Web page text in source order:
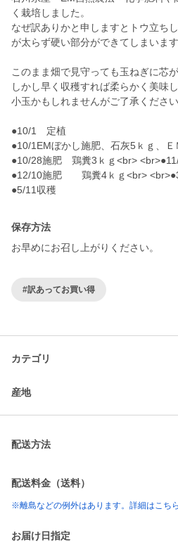
く栽培しました。
なぜ訳ありかと申しますとトウ立ち
が太らず硬い部分ができてしまいます
このまま畑で見守っても玉ねぎに芯
しかし早く収穫すれば柔らかく美味
小玉かもしれませんがご了承ください
●10/1 定植
●10/1EMぼかし施肥、石灰5ｋｇ、
●10/28施肥 鶏糞3ｋｇ<br>
●12/10施肥 鶏糞4ｋｇ<br>
保存方法
お早めにお召し上がりください。
#訳あってお買い得
カテゴリ
産地
配送方法
配送料金（送料）
※離島などの例外はあります。詳細はこちら
お届け日指定